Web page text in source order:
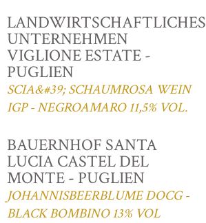
LANDWIRTSCHAFTLICHES
UNTERNEHMEN
VIGLIONE ESTATE -
PUGLIEN
SCIA&#39; SCHAUMROSA WEIN
IGP - NEGROAMARO 11,5% VOL.
BAUERNHOF SANTA
LUCIA CASTEL DEL
MONTE - PUGLIEN
JOHANNISBEERBLUME DOCG -
BLACK BOMBINO 13% VOL